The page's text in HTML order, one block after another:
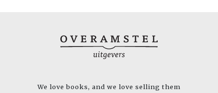
We love books, and we love selling them